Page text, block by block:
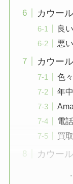
カウー
良
悪
カウー
色
年
電
買
カウー